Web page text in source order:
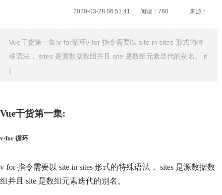
2020-03-28 06:51:41 阅读：760 来源：
Vue干货第一集:v-for循环v-for 指令需要以 site in sites 形式的特
殊语法， sites 是源数据数组并且 site 是数组元素迭代的别名。 if
{
Vue干货第一集:
v-for 循环
v-for 指令需要以 site in sites 形式的特殊语法， sites 是源数据数
组并且 site 是数组元素迭代的别名。